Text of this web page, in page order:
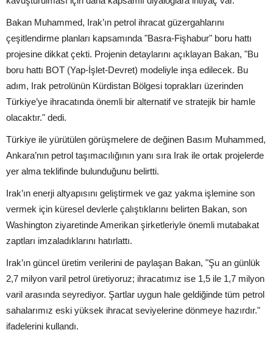
Bakan Muhammed, Irak’ın petrol ihracat güzergahlarını
çeşitlendirme planları kapsamında "Basra-Fişhabur" boru hattı
projesine dikkat çekti. Projenin detaylarını açıklayan Bakan, "Bu
boru hattı BOT (Yap-İşlet-Devret) modeliyle inşa edilecek. Bu
adım, Irak petrolünün Kürdistan Bölgesi toprakları üzerinden
Türkiye’ye ihracatında önemli bir alternatif ve stratejik bir hamle
olacaktır." dedi.
Türkiye ile yürütülen görüşmelere de değinen Basım Muhammed,
Ankara’nın petrol taşımacılığının yanı sıra Irak ile ortak projelerde
yer alma teklifinde bulunduğunu belirtti.
Irak’ın enerji altyapısını geliştirmek ve gaz yakma işlemine son
vermek için küresel devlerle çalıştıklarını belirten Bakan, son
Washington ziyaretinde Amerikan şirketleriyle önemli mutabakat
zaptları imzaladıklarını hatırlattı.
Irak’ın güncel üretim verilerini de paylaşan Bakan, "Şu an günlük
2,7 milyon varil petrol üretiyoruz; ihracatımız ise 1,5 ile 1,7 milyon
varil arasında seyrediyor. Şartlar uygun hale geldiğinde tüm petrol
sahalarımız eski yüksek ihracat seviyelerine dönmeye hazırdır."
ifadelerini kullandı.